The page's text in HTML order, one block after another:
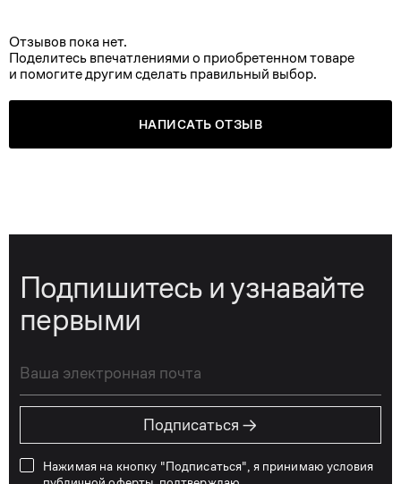
Отзывов пока нет.
Поделитесь впечатлениями о приобретенном товаре
и помогите другим сделать правильный выбор.
НАПИСАТЬ ОТЗЫВ
Подпишитесь и узнавайте
первыми
Подписаться →
Нажимая на кнопку "Подписаться", я принимаю условия